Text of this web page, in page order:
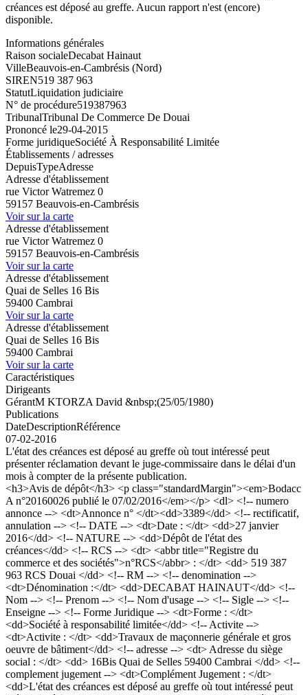
créances est déposé au greffe. Aucun rapport n'est (encore)
disponible.
Informations générales
Raison socialeDecabat Hainaut
VilleBeauvois-en-Cambrésis (Nord)
SIREN519 387 963
StatutLiquidation judiciaire
N° de procédure519387963
TribunalTribunal De Commerce De Douai
Prononcé le29-04-2015
Forme juridiqueSociété À Responsabilité Limitée
Établissements / adresses
DepuisTypeAdresse
Adresse d'établissement
rue Victor Watremez 0
59157 Beauvois-en-Cambrésis
Voir sur la carte
Adresse d'établissement
rue Victor Watremez 0
59157 Beauvois-en-Cambrésis
Voir sur la carte
Adresse d'établissement
Quai de Selles 16 Bis
59400 Cambrai
Voir sur la carte
Adresse d'établissement
Quai de Selles 16 Bis
59400 Cambrai
Voir sur la carte
Caractéristiques
Dirigeants
GérantM KTORZA David &nbsp;(25/05/1980)
Publications
DateDescriptionRéférence
07-02-2016
L'état des créances est déposé au greffe où tout intéressé peut
présenter réclamation devant le juge-commissaire dans le délai d'un
mois à compter de la présente publication.
<h3>Avis de dépôt</h3> <p class="standardMargin"><em>Bodacc
A n°20160026 publié le 07/02/2016</em></p> <dl> <!-- numero
annonce --> <dt>Annonce n° </dt><dd>3389</dd> <!-- rectificatif,
annulation --> <!-- DATE --> <dt>Date : </dt> <dd>27 janvier
2016</dd> <!-- NATURE --> <dd>Dépôt de l'état des
créances</dd> <!-- RCS --> <dt> <abbr title="Registre du
commerce et des sociétés">n°RCS</abbr> : </dt> <dd> 519 387
963 RCS Douai </dd> <!-- RM --> <!-- denomination -->
<dt>Dénomination :</dt> <dd>DECABAT HAINAUT</dd> <!--
Nom --> <!-- Prenom --> <!-- Nom d'usage --> <!-- Sigle --> <!--
Enseigne --> <!-- Forme Juridique --> <dt>Forme : </dt>
<dd>Société à responsabilité limitée</dd> <!-- Activite -->
<dt>Activite : </dt> <dd>Travaux de maçonnerie générale et gros
oeuvre de bâtiment</dd> <!-- adresse --> <dt> Adresse du siège
social : </dt> <dd> 16Bis Quai de Selles 59400 Cambrai </dd> <!--
complement jugement --> <dt>Complément Jugement : </dt>
<dd>L'état des créances est déposé au greffe où tout intéressé peut